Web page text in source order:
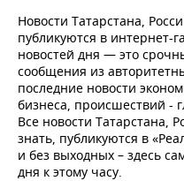
Новости Татарстана,
публикуются в интернет-
новостей дня — это
сообщения из
последние новости
бизнеса, происшествий -
Все новости Татарстана,
знать, публикуются в
и без выходных – здесь
дня к этому часу.